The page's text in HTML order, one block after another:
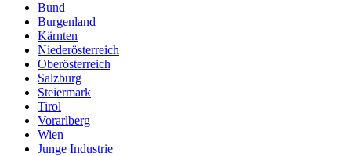
Bund
Burgenland
Kärnten
Niederösterreich
Oberösterreich
Salzburg
Steiermark
Tirol
Vorarlberg
Wien
Junge Industrie